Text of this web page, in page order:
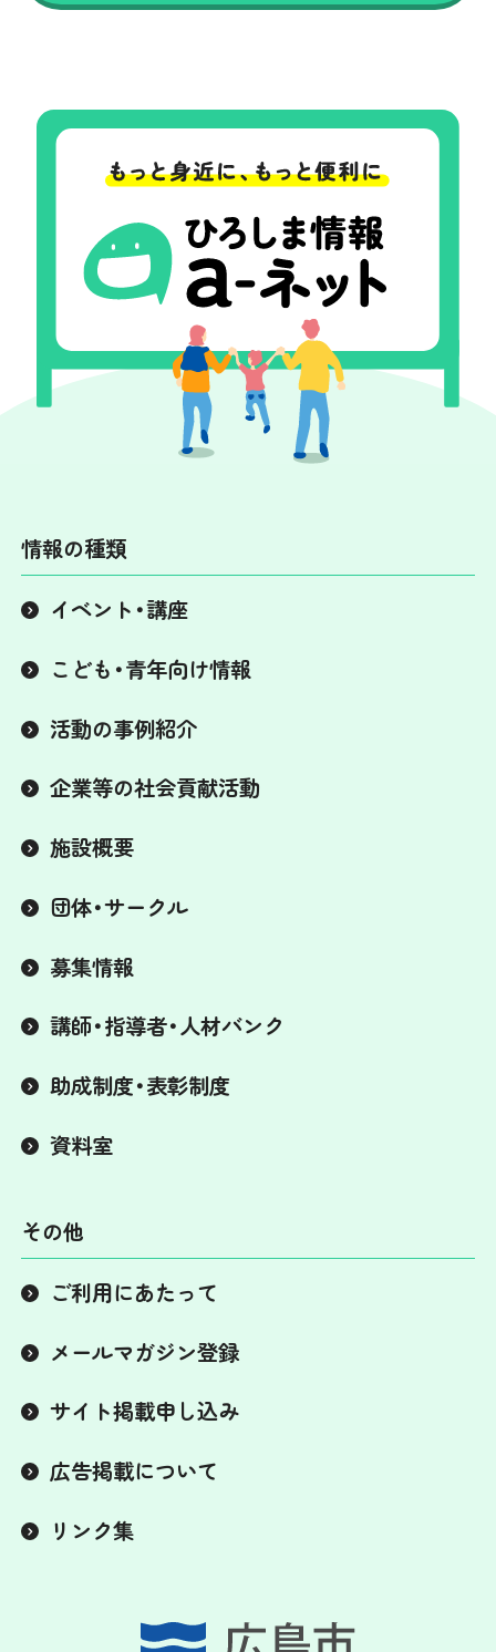
情報の種類
イベント・講座
こども・青年向け情報
活動の事例紹介
企業等の社会貢献活動
施設概要
団体・サークル
募集情報
講師・指導者・人材バンク
助成制度・表彰制度
資料室
その他
ご利用にあたって
メールマガジン登録
サイト掲載申し込み
広告掲載について
リンク集